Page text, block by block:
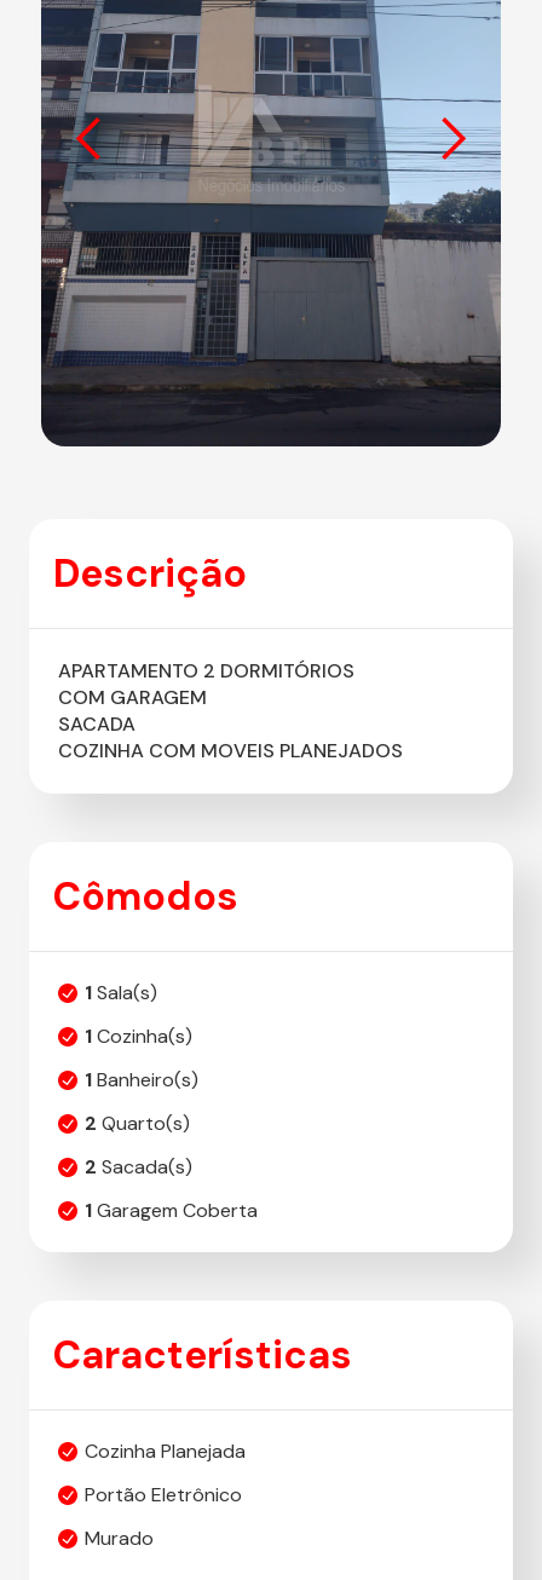
Descrição
APARTAMENTO 2 DORMITÓRIOS
COM GARAGEM
SACADA
COZINHA COM MOVEIS PLANEJADOS
Cômodos
1Sala(s)
1Cozinha(s)
1Banheiro(s)
2 Quarto(s)
2 Sacada(s)
1Garagem Coberta
Características
Cozinha Planejada
Portão Eletrônico
Murado